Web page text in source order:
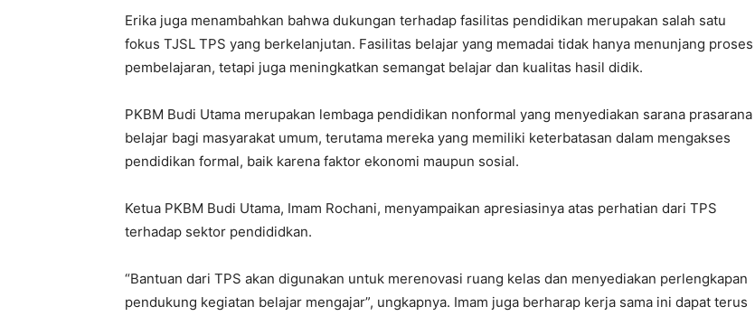
Erika juga menambahkan bahwa dukungan terhadap fasilitas pendidikan merupakan salah satu
fokus TJSL TPS yang berkelanjutan. Fasilitas belajar yang memadai tidak hanya menunjang proses
pembelajaran, tetapi juga meningkatkan semangat belajar dan kualitas hasil didik.
PKBM Budi Utama merupakan lembaga pendidikan nonformal yang menyediakan sarana prasarana
belajar bagi masyarakat umum, terutama mereka yang memiliki keterbatasan dalam mengakses
pendidikan formal, baik karena faktor ekonomi maupun sosial.
Ketua PKBM Budi Utama, Imam Rochani, menyampaikan apresiasinya atas perhatian dari TPS
terhadap sektor pendididkan.
“Bantuan dari TPS akan digunakan untuk merenovasi ruang kelas dan menyediakan perlengkapan
pendukung kegiatan belajar mengajar”, ungkapnya. Imam juga berharap kerja sama ini dapat terus